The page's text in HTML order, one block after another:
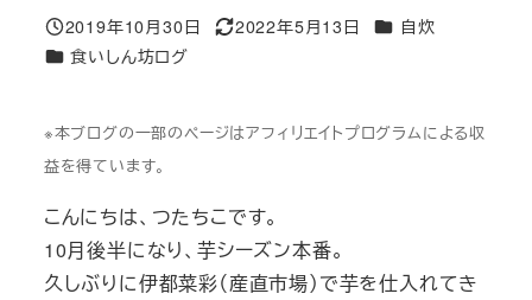
投稿日
2019年10月30日
更新日
2022年5月13日 カテゴリー
自炊
カテゴリー
食いしん坊ログ
※本ブログの一部のページはアフィリエイトプログラムによる収
益を得ています。
こんにちは、つたちこです。
10月後半になり、芋シーズン本番。
久しぶりに伊都菜彩（産直市場）で芋を仕入れてき